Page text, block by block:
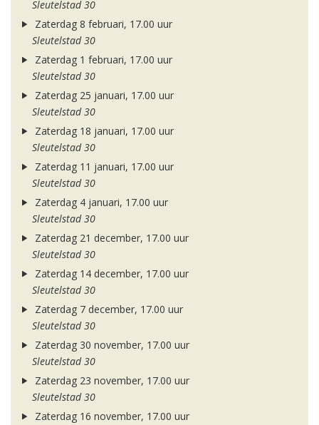
Sleutelstad 30
Zaterdag 8 februari, 17.00 uur
Sleutelstad 30
Zaterdag 1 februari, 17.00 uur
Sleutelstad 30
Zaterdag 25 januari, 17.00 uur
Sleutelstad 30
Zaterdag 18 januari, 17.00 uur
Sleutelstad 30
Zaterdag 11 januari, 17.00 uur
Sleutelstad 30
Zaterdag 4 januari, 17.00 uur
Sleutelstad 30
Zaterdag 21 december, 17.00 uur
Sleutelstad 30
Zaterdag 14 december, 17.00 uur
Sleutelstad 30
Zaterdag 7 december, 17.00 uur
Sleutelstad 30
Zaterdag 30 november, 17.00 uur
Sleutelstad 30
Zaterdag 23 november, 17.00 uur
Sleutelstad 30
Zaterdag 16 november, 17.00 uur